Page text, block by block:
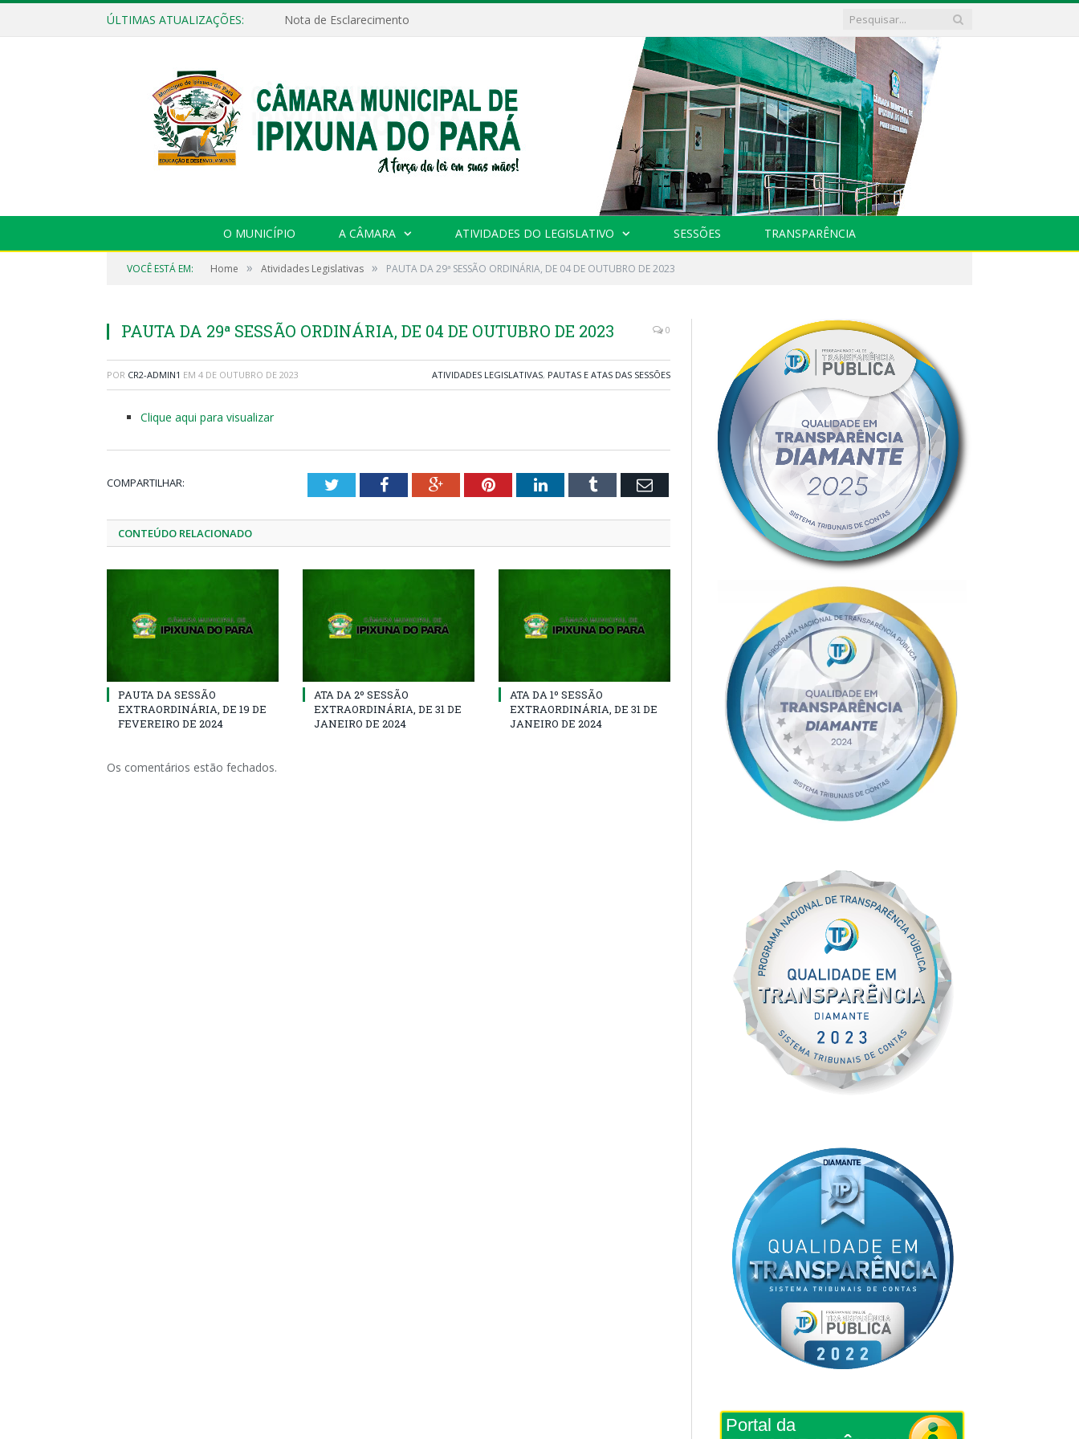
ÚLTIMAS ATUALIZAÇÕES: Nota de Esclarecimento
O MUNICÍPIO A CÂMARA ATIVIDADES DO LEGISLATIVO SESSÕES TRANSPARÊNCIA
VOCÊ ESTÁ EM: Home » Atividades Legislativas » PAUTA DA 29ª SESSÃO ORDINÁRIA, DE 04 DE OUTUBRO DE 2023
PAUTA DA 29ª SESSÃO ORDINÁRIA, DE 04 DE OUTUBRO DE 2023 0
POR CR2-ADMIN1 EM 4 DE OUTUBRO DE 2023 ATIVIDADES LEGISLATIVAS, PAUTAS E ATAS DAS SESSÕES
Clique aqui para visualizar
COMPARTILHAR: TwitterFacebookGoogle+PinterestLinkedInTumblr Email
CONTEÚDO RELACIONADO
PAUTA DA SESSÃO
EXTRAORDINÁRIA, DE 19 DE
FEVEREIRO DE 2024
ATA DA 2º SESSÃO
EXTRAORDINÁRIA, DE 31 DE
JANEIRO DE 2024
ATA DA 1º SESSÃO
EXTRAORDINÁRIA, DE 31 DE
JANEIRO DE 2024
Os comentários estão fechados.
Portal da